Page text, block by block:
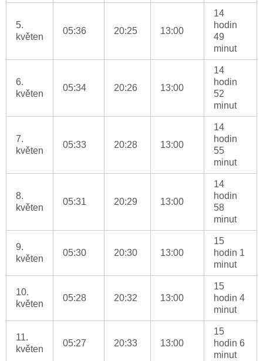
5.
květen
05:36 20:25 13:00
14
hodin
49
minut
6.
květen
05:34 20:26 13:00
14
hodin
52
minut
7.
květen
05:33 20:28 13:00
14
hodin
55
minut
8.
květen
05:31 20:29 13:00
14
hodin
58
minut
9.
květen
05:30 20:30 13:00
15
hodin 1
minut
10.
květen
05:28 20:32 13:00
15
hodin 4
minut
11.
květen
05:27 20:33 13:00
15
hodin 6
minut